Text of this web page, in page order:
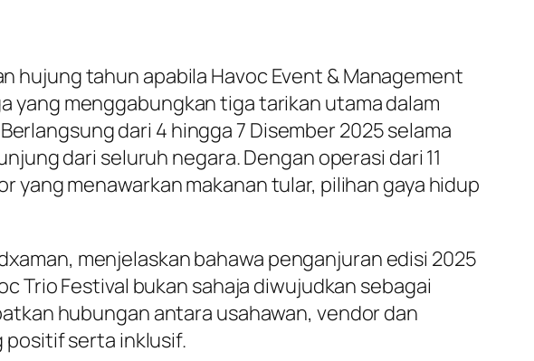
hujung tahun apabila Havoc Event & Management
yang menggabungkan tiga tarikan utama dalam
dari 4 hingga 7 Disember 2025 selama
dari seluruh negara. Dengan operasi dari 11
yang menawarkan makanan tular, pilihan gaya hidup
menjelaskan bahawa penganjuran edisi 2025
Trio Festival bukan sahaja diwujudkan sebagai
hubungan antara usahawan, vendor dan
positif serta inklusif.